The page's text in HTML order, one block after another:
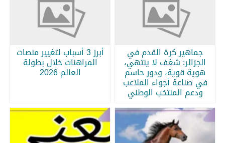
جماهير كرة القدم في
الجزائر: شغف لا ينتهي،
هوية قوية، ودور حاسم
في صناعة أجواء الملاعب
ودعم المنتخب الوطني
أبرز 3 أسباب لتغيير منصات
المراهنات خلال بطولة
العالم 2026